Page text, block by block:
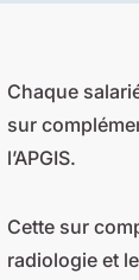
Chaque
sur
l’APGIS.
Cette sur
radiologie et